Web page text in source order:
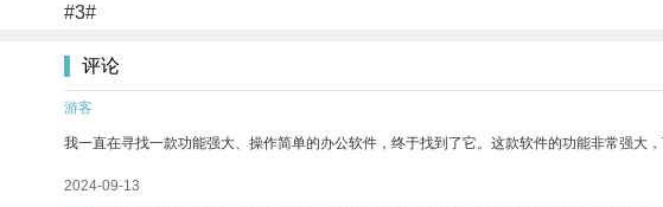
#3#
评论
游客
我一直在寻找一款功能强大、操作简单的办公软件，终于找到了它。这款软件的功能非常强大
2024-09-13